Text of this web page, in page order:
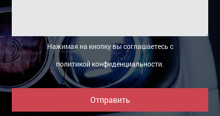
Нажимая на кнопку вы соглашаетесь с
политикой конфиденциальности.
Отправить